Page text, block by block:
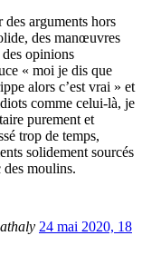
arguments hors
des manœuvres
opinions
« moi je dis que
alors c’est vrai » et
comme celui-là, je
purement et
trop de temps,
solidement sourcés
des moulins.
24 mai 2020, 18